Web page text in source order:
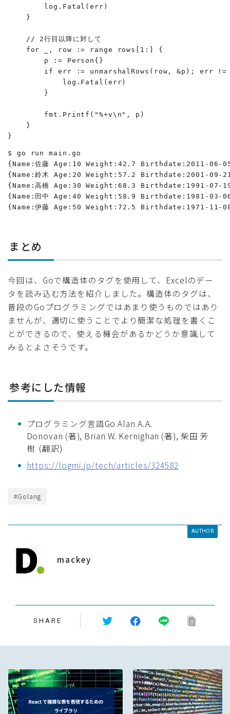
        log.Fatal(err)
    }
    // 2行目以降に対して
    for _, row := range rows[1:] {
        p := Person{}
if err := unmarshalRows(row, &p); err !=
            log.Fatal(err)
        }
        fmt.Printf("%+v\n", p)
    }
}
$ go run main.go
{Name:佐藤 Age:10 Weight:42.7 Birthdate:2011-06-
{Name:鈴木 Age:20 Weight:57.2 Birthdate:2001-09-
{Name:高橋 Age:30 Weight:68.3 Birthdate:1991-07-
{Name:田中 Age:40 Weight:58.9 Birthdate:1981-03-
{Name:伊藤 Age:50 Weight:72.5 Birthdate:1971-11-
まとめ
今回は、Goで構造体のタグを使用して、Excelのデー
タを読み込む方法を紹介しました。構造体のタグは、
普段のGoプログラミングではあまり使うものではあり
ませんが、適切に使うことでより簡潔な処理を書くこ
とができるので、使える機会があるかどうか意識して
みるとよさそうです。
参考にした情報
プログラミング言語Go Alan A.A.
Donovan (著), Brian W. Kernighan (著), 柴田 芳
樹 (翻訳)
https://logmi.jp/tech/articles/324582
#Golang
AUTHOR
mackey
SHARE